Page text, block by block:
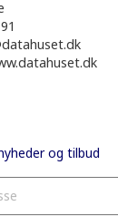
og tilbud